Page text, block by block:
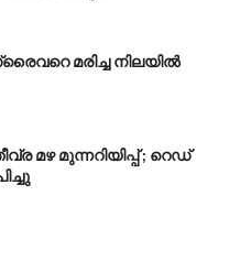
മരിച്ച നിലയിൽ
മഴ മുന്നറിയിപ്പ് ; റെഡ്